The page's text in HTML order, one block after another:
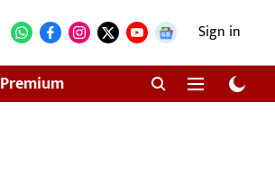
Sign in
Premium